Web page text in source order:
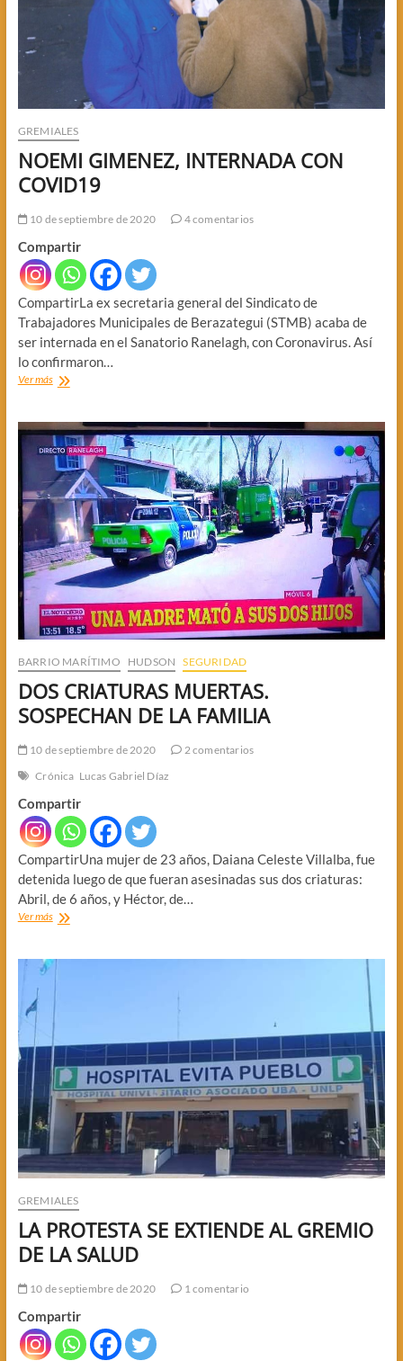
GREMIALES
NOEMI GIMENEZ, INTERNADA CON
COVID19
10 de septiembre de 2020 4 comentarios
Compartir
CompartirLa ex secretaria general del Sindicato de
Trabajadores Municipales de Berazategui (STMB) acaba de
ser internada en el Sanatorio Ranelagh, con Coronavirus. Así
lo confirmaron…
Ver másNOEMI
CON
COVID19
BARRIO MARÍTIMO HUDSON SEGURIDAD
DOS CRIATURAS MUERTAS.
SOSPECHAN DE LA FAMILIA
10 de septiembre de 2020
2 comentarios
Crónica Lucas Gabriel Díaz
Compartir
CompartirUna mujer de 23 años, Daiana Celeste Villalba, fue
detenida luego de que fueran asesinadas sus dos criaturas:
Abril, de 6 años, y Héctor, de…
Ver másDOS
SOSPECHAN
GREMIALES
LA PROTESTA SE EXTIENDE AL GREMIO
DE LA SALUD
10 de septiembre de 2020 1 comentario
Compartir